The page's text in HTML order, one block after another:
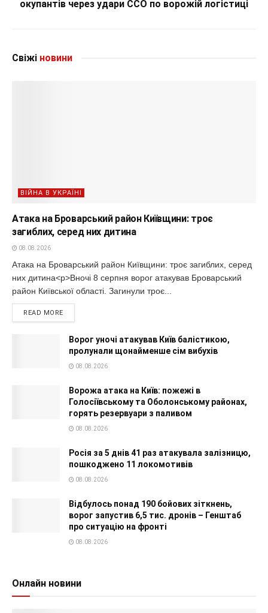
окупантів через удари ССО по ворожій логістиці
Свіжі новини
ВІЙНА В УКРАЇНІ
Атака на Броварський район Київщини: троє
загиблих, серед них дитина
08.08.2026
Атака на Броварський район Київщини: троє загиблих, серед
них дитина<p>Вночі 8 серпня ворог атакував Броварський
район Київської області. Загинули троє...
READ MORE
Ворог уночі атакував Київ балістикою,
пролунали щонайменше сім вибухів
08.08.2026
Ворожа атака на Київ: пожежі в
Голосіївському та Оболонському районах,
горять резервуари з паливом
08.08.2026
Росія за 5 днів 41 раз атакувала залізницю,
пошкоджено 11 локомотивів
08.08.2026
Відбулось понад 190 бойових зіткнень,
ворог запустив 6,5 тис. дронів – Генштаб
про ситуацію на фронті
08.08.2026
Онлайн новини